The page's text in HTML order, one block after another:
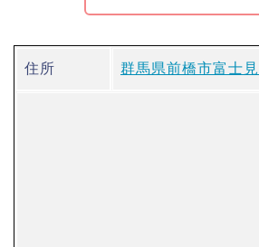
住所 群馬県前橋市富士